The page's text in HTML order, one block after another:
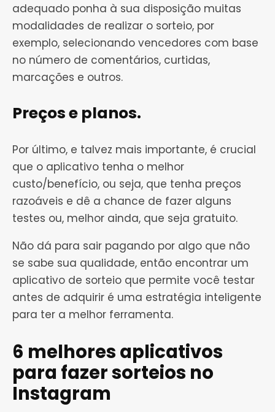
adequado ponha à sua disposição muitas
modalidades de realizar o sorteio, por
exemplo, selecionando vencedores com base
no número de comentários, curtidas,
marcações e outros.
Preços e planos.
Por último, e talvez mais importante, é crucial
que o aplicativo tenha o melhor
custo/benefício, ou seja, que tenha preços
razoáveis e dê a chance de fazer alguns
testes ou, melhor ainda, que seja gratuito.
Não dá para sair pagando por algo que não
se sabe sua qualidade, então encontrar um
aplicativo de sorteio que permite você testar
antes de adquirir é uma estratégia inteligente
para ter a melhor ferramenta.
6 melhores aplicativos
para fazer sorteios no
Instagram